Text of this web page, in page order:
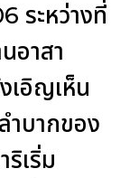
ระหว่างที่
อาสา
เอิญเห็น
ำบากของ
ริเริ่ม